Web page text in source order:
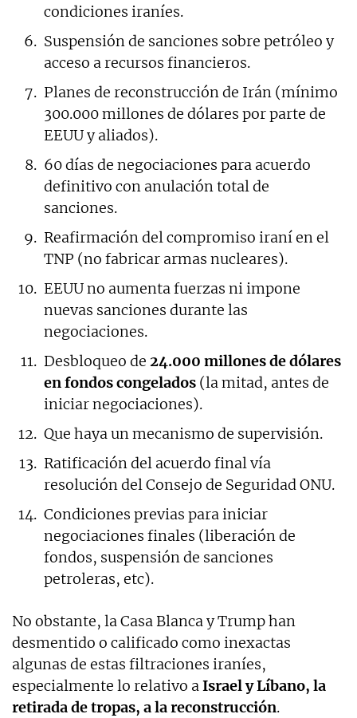
condiciones iraníes.
Suspensión de sanciones sobre petróleo y
acceso a recursos financieros.
Planes de reconstrucción de Irán (mínimo
300.000 millones de dólares por parte de
EEUU y aliados).
60 días de negociaciones para acuerdo
definitivo con anulación total de
sanciones.
Reafirmación del compromiso iraní en el
TNP (no fabricar armas nucleares).
EEUU no aumenta fuerzas ni impone
nuevas sanciones durante las
negociaciones.
Desbloqueo de 24.000 millones de dólares
en fondos congelados (la mitad, antes de
iniciar negociaciones).
Que haya un mecanismo de supervisión.
Ratificación del acuerdo final vía
resolución del Consejo de Seguridad ONU.
Condiciones previas para iniciar
negociaciones finales (liberación de
fondos, suspensión de sanciones
petroleras, etc).
No obstante, la Casa Blanca y Trump han
desmentido o calificado como inexactas
algunas de estas filtraciones iraníes,
especialmente lo relativo a Israel y Líbano, la
retirada de tropas, a la reconstrucción.